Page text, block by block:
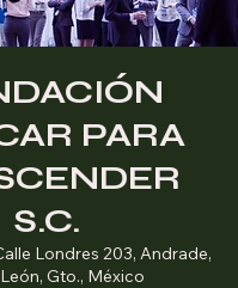
PARA
S.C.
Londres 203, Andrade,
Gto., México